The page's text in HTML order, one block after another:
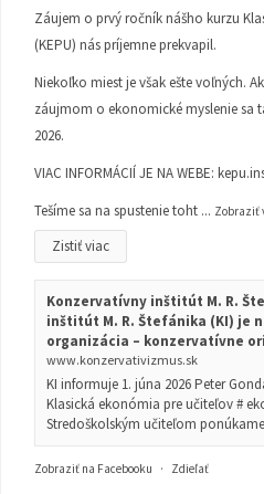
Záujem o prvý ročník nášho kurzu
(KEPU) nás príjemne prekvapil.
Niekoľko miest je však ešte voľných.
záujmom o ekonomické myslenie sa
2026.
VIAC INFORMÁCIÍ JE NA WEBE:
Tešíme sa na spustenie toht ... Zobraziť
Zistiť viac
Konzervatívny inštitút M. R.
inštitút M. R. Štefánika (KI) je
organizácia – konzervatívne
www.konzervativizmus.sk
KI informuje 1. júna 2026 Peter
Klasická ekonómia pre učiteľov #
Stredoškolským učiteľom
Zobraziť na Facebooku · Zdieľať